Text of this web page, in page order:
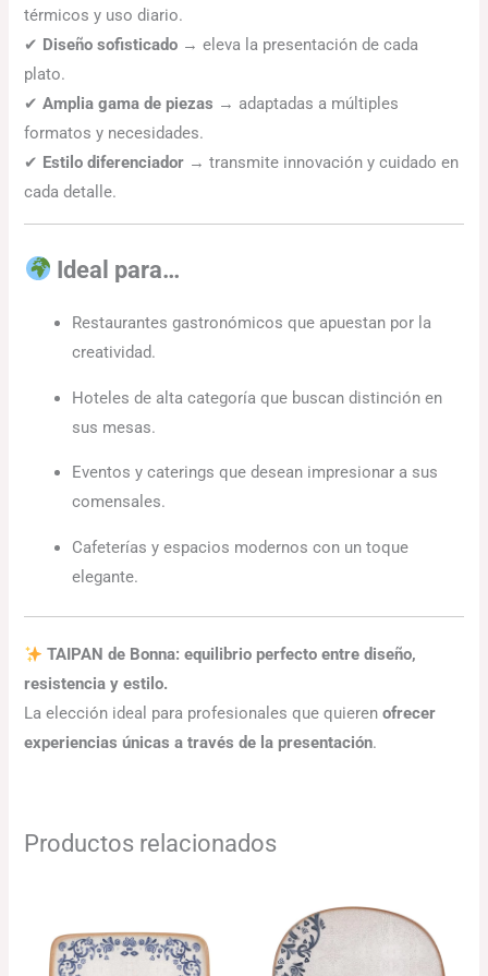
térmicos y uso diario.
✔ Diseño sofisticado → eleva la presentación de cada
plato.
✔Amplia gama de piezas → adaptadas a múltiples
formatos y necesidades.
✔ Estilo diferenciador → transmite innovación y cuidado en
cada detalle.
Ideal para…
Restaurantes gastronómicos que apuestan por la
creatividad.
Hoteles de alta categoría que buscan distinción en
sus mesas.
Eventos y caterings que desean impresionar a sus
comensales.
Cafeterías y espacios modernos con un toque
elegante.
TAIPAN de Bonna: equilibrio perfecto entre diseño,
resistencia y estilo.
La elección ideal para profesionales que quierenofrecer
experiencias únicas a través de la presentación.
Productos relacionados
desde
146.27€
precios:
desde
99.21€